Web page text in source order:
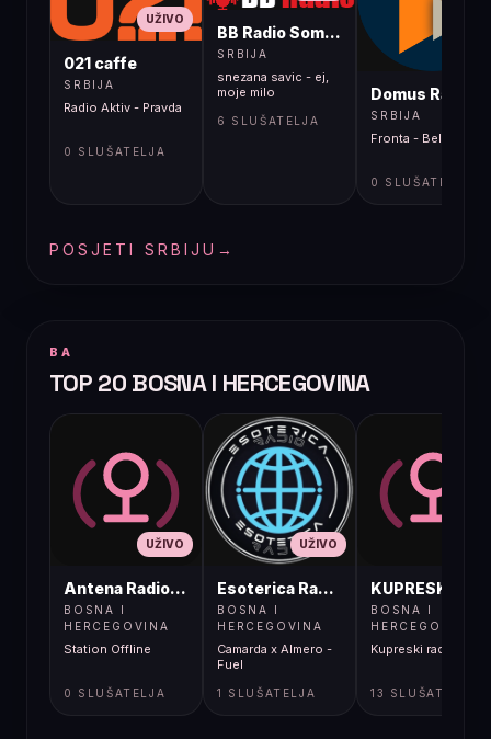
UŽIVO
021 caffe
SRBIJA
Radio Aktiv - Pravda
0 SLUŠATELJA
BB Radio Sombor
SRBIJA
snezana savic - ej,
moje milo
6 SLUŠATELJA
Domus Radio
SRBIJA
Fronta - Bella Ciao
0 SLUŠATELJA
POSJETI SRBIJU →
BA
TOP 20 BOSNA I HERCEGOVINA
UŽIVO
Antena Radio, Jelah Tešanj
BOSNA I
HERCEGOVINA
Station Offline
0 SLUŠATELJA
UŽIVO
Esoterica Radio S1
BOSNA I
HERCEGOVINA
Camarda x Almero -
Fuel
1 SLUŠATELJA
BOSNA I
HERCEGOVINA
Kupreski radio
13 SLUŠATELJA